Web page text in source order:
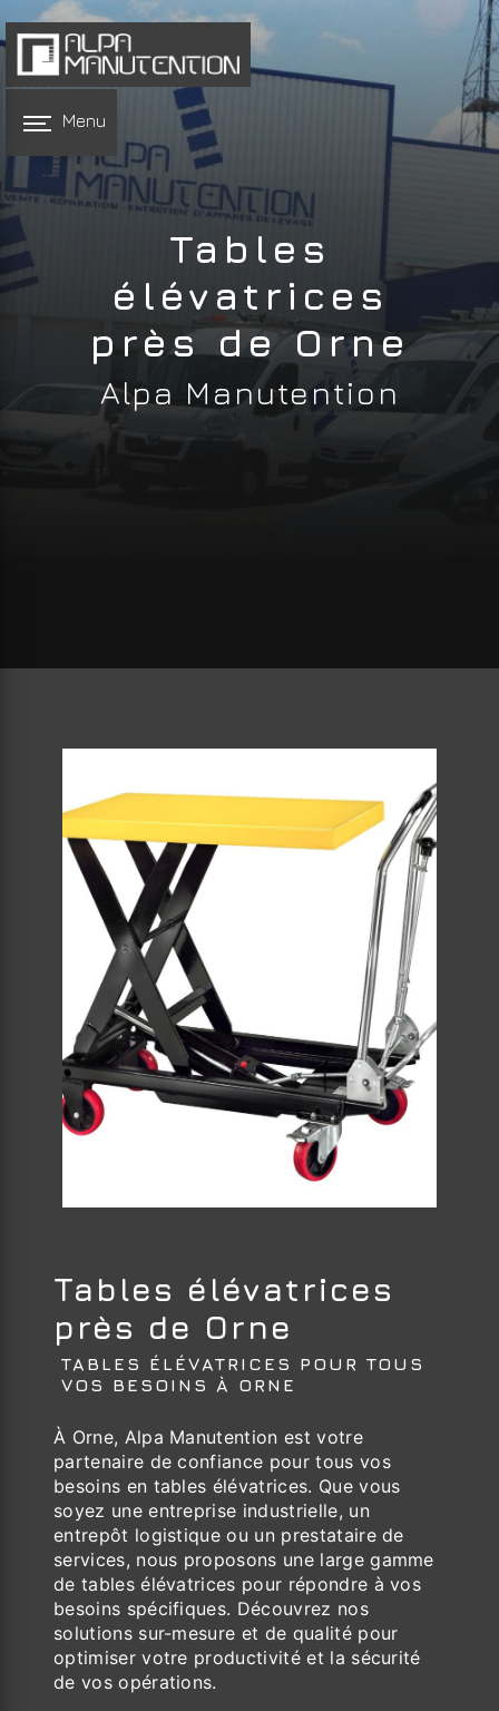
Menu
Tables
élévatrices
près de Orne
Alpa Manutention
Tables élévatrices
près de Orne
TABLES ÉLÉVATRICES POUR TOUS
VOS BESOINS À ORNE
À Orne, Alpa Manutention est votre
partenaire de confiance pour tous vos
besoins en tables élévatrices. Que vous
soyez une entreprise industrielle, un
entrepôt logistique ou un prestataire de
services, nous proposons une large gamme
de tables élévatrices pour répondre à vos
besoins spécifiques. Découvrez nos
solutions sur-mesure et de qualité pour
optimiser votre productivité et la sécurité
de vos opérations.
Panneau de gestion des cookies